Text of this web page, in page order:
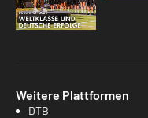
Weitere Plattformen
DTB